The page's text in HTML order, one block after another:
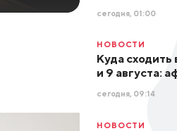
сегодня, 01:00
НОВОСТИ
Куда сходить
и 9 августа:
сегодня, 09:14
НОВОСТИ